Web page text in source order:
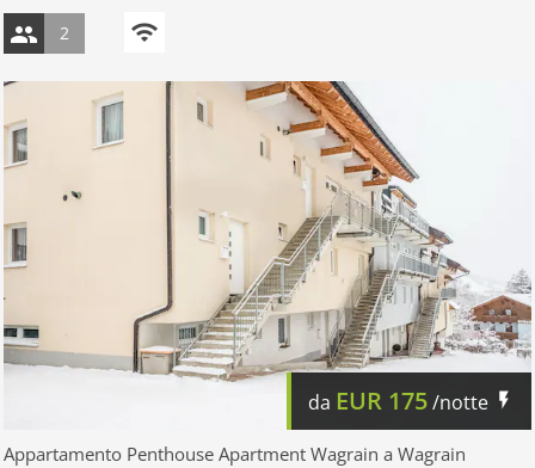
2
da EUR 175/notte
Appartamento Penthouse Apartment Wagrain a Wagrain